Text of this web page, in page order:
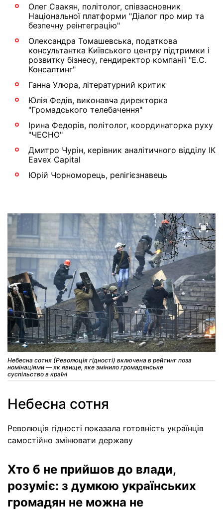
Олег Саакян, політолог, співзасновник
Національної платформи "Діалог про мир та
безпечну реінтеграцію"
Олександра Томашевська, податкова
консультантка Київського центру підтримки і
розвитку бізнесу, гендиректор компанії "Е.С.
Консалтинг"
Ганна Улюра, літературний критик
Юлія Федів, виконавча директорка
"Громадського телебачення"
Ірина Федорів, політолог, координаторка руху
"ЧЕСНО"
Дмитро Чурін, керівник аналітичного відділу ІК
Eavex Capital
Юрій Чорноморець, релігієзнавець
Небесна сотня (Революція гідності) включена в рейтинг поза
номінаціями — як явище, яке змінило громадянське
суспільство в країні
Небесна сотня
Революція гідності показала готовність українців
самостійно змінювати державу
Хто б не прийшов до влади,
розуміє: з думкою українських
громадян не можна не